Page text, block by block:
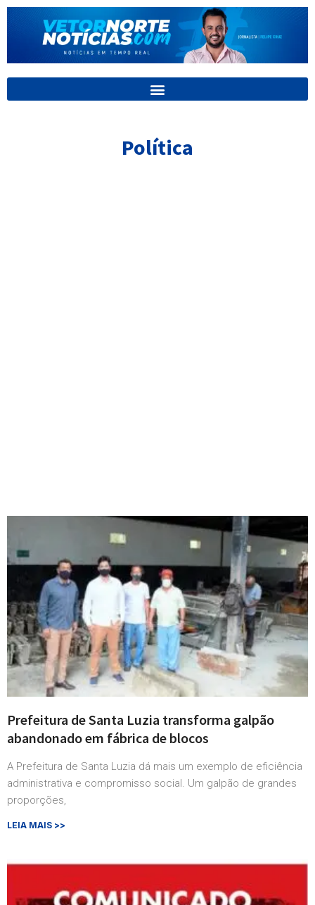
para
conteúdo
Política
Prefeitura de Santa Luzia transforma galpão
abandonado em fábrica de blocos
A Prefeitura de Santa Luzia dá mais um exemplo de eficiência
administrativa e compromisso social. Um galpão de grandes
proporções,
LEIA MAIS >>
PáginaPáginaPágina